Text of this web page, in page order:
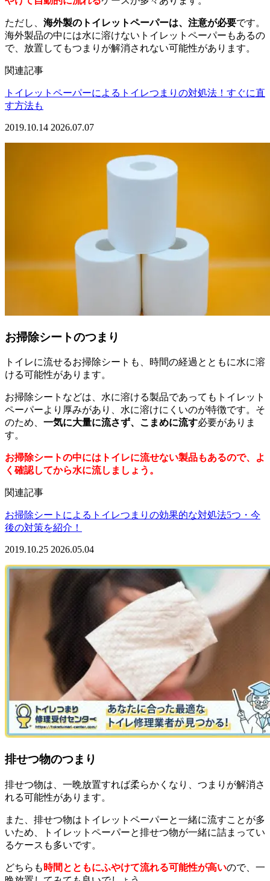
ただし、 海外製のトイレットペーパーは、注意が必要です。
海外製品の中には水に溶けないトイレットペーパーもあるの
で、放置してもつまりが解消されない可能性があります。
関連記事
トイレットペーパーによるトイレつまりの対処法！すぐに直
す方法も
2019.10.14 2026.07.07
お掃除シートのつまり
トイレに流せるお掃除シートも、時間の経過とともに水に溶
ける可能性があります。
お掃除シートなどは、水に溶ける製品であってもトイレット
ペーパーより厚みがあり、水に溶けにくいのが特徴です。そ
のため、 一気に大量に流さず、こまめに流す必要がありま
す。
お掃除シートの中にはトイレに流せない製品もあるので、よ
く確認してから水に流しましょう。
関連記事
お掃除シートによるトイレつまりの効果的な対処法5つ・今
後の対策を紹介！
2019.10.25 2026.05.04
排せつ物のつまり
排せつ物は、一晩放置すれば柔らかくなり、つまりが解消さ
れる可能性があります。
また、排せつ物はトイレットペーパーと一緒に流すことが多
いため、トイレットペーパーと排せつ物が一緒に詰まってい
るケースも多いです。
どちらも 時間とともにふやけて流れる可能性が高いので、一